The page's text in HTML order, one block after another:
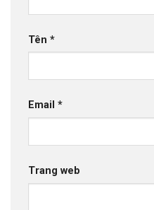
Tên *
Email *
Trang web